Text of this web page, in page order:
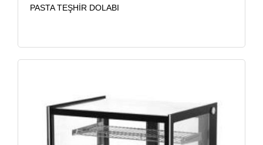
PASTA TEŞHİR DOLABI